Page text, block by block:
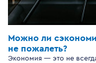
Можно ли
не пожалеть?
Экономия — это не